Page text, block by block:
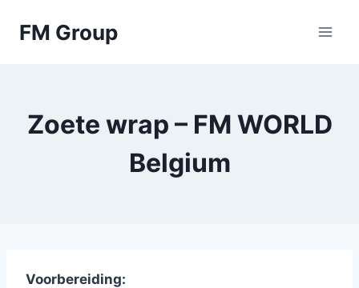
FM Group
Zoete wrap – FM WORLD
Belgium
Voorbereiding: